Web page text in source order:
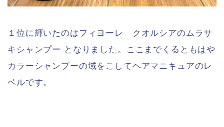
１位に輝いたのはフィヨーレ クオルシアのムラサ
キシャンプー となりました。ここまでくるともはや
カラーシャンプーの域をこしてヘアマニキュアのレ
ベルです。